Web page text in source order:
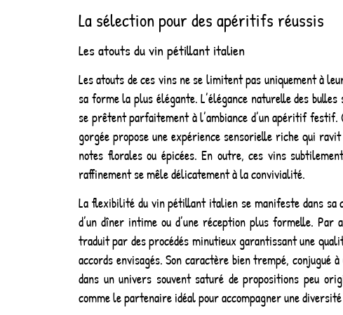
La sélection pour des apéritifs réussis
Les atouts du vin pétillant italien
Les atouts de ces vins ne se limitent pas uniquement à
sa forme la plus élégante. L’élégance naturelle des
se prêtent parfaitement à l’ambiance d’un apéritif
gorgée propose une expérience sensorielle riche qui
notes florales ou épicées. En outre, ces vins
raffinement se mêle délicatement à la convivialité.
La flexibilité du vin pétillant italien se manifeste dans
d’un dîner intime ou d’une réception plus formelle.
traduit par des procédés minutieux garantissant une
accords envisagés. Son caractère bien trempé,
dans un univers souvent saturé de propositions peu
comme le partenaire idéal pour accompagner une